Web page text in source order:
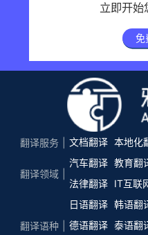
立即开始
免
翻译服务 文档翻译 本地化
翻译领域
汽车翻译 教育翻
法律翻译
IT互联
翻译语种
日语翻译 韩语翻
德语翻译 泰语翻